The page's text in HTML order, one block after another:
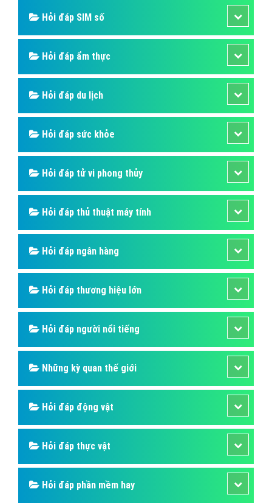
Hỏi đáp SIM số
Hỏi đáp ẩm thực
Hỏi đáp du lịch
Hỏi đáp sức khỏe
Hỏi đáp tử vi phong thủy
Hỏi đáp thủ thuật máy tính
Hỏi đáp ngân hàng
Hỏi đáp thương hiệu lớn
Hỏi đáp người nổi tiếng
Những kỳ quan thế giới
Hỏi đáp động vật
Hỏi đáp thực vật
Hỏi đáp phần mềm hay